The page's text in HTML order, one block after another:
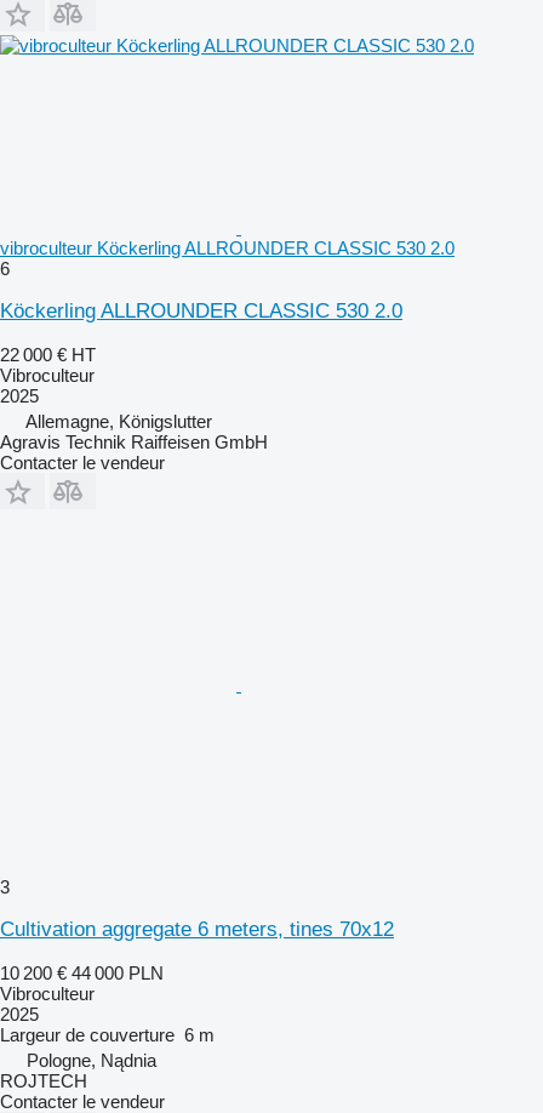
vibroculteur Köckerling ALLROUNDER CLASSIC 530 2.0
6
Köckerling ALLROUNDER CLASSIC 530 2.0
22 000 € HT
Vibroculteur
2025
Allemagne, Königslutter
Agravis Technik Raiffeisen GmbH
Contacter le vendeur
3
Cultivation aggregate 6 meters, tines 70x12
10 200 € 44 000 PLN
Vibroculteur
2025
Largeur de couverture 6 m
Pologne, Nądnia
ROJTECH
Contacter le vendeur